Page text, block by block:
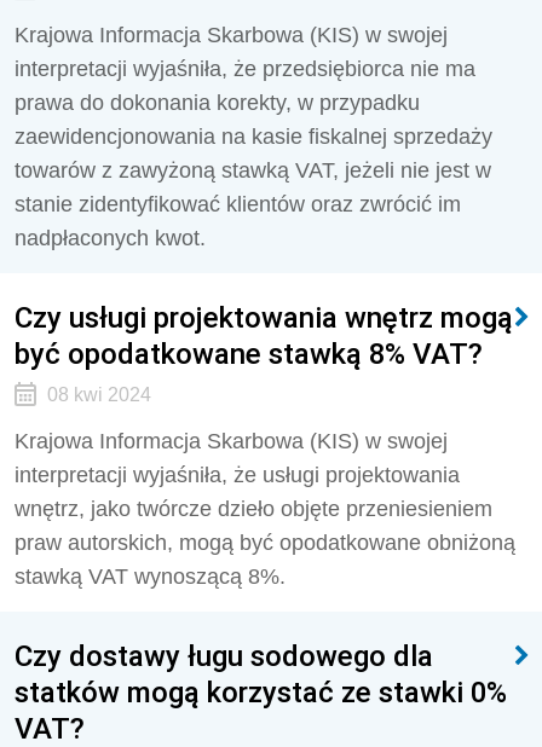
Krajowa Informacja Skarbowa (KIS) w swojej
interpretacji wyjaśniła, że przedsiębiorca nie ma
prawa do dokonania korekty, w przypadku
zaewidencjonowania na kasie fiskalnej sprzedaży
towarów z zawyżoną stawką VAT, jeżeli nie jest w
stanie zidentyfikować klientów oraz zwrócić im
nadpłaconych kwot.
Czy usługi projektowania wnętrz mogą
być opodatkowane stawką 8% VAT?
08 kwi 2024
Krajowa Informacja Skarbowa (KIS) w swojej
interpretacji wyjaśniła, że usługi projektowania
wnętrz, jako twórcze dzieło objęte przeniesieniem
praw autorskich, mogą być opodatkowane obniżoną
stawką VAT wynoszącą 8%.
Czy dostawy ługu sodowego dla
statków mogą korzystać ze stawki 0%
VAT?